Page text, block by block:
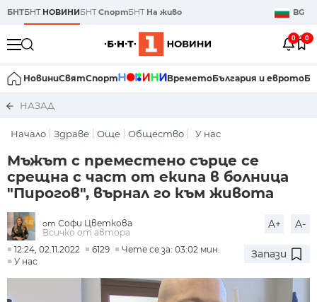
БНТБНТ НОВИНИБНТСпортБНТ На живо BG
0 0
НовиниСвятСпорт ВреметоБългария и еврото
НАЗАД
Начало Здраве Още Общество У нас
Мъжът с преместено сърце се
срещна с част от екипа в болница
"Пирогов", върнал го към живота
от Софи Цветкова
Всичко от автора
A+ A-
12:24, 02.11.2022 6129
Чете се за: 03:02 мин.
У нас
Запази